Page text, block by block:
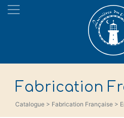
Fabrication
Catalogue > Fabrication Française >